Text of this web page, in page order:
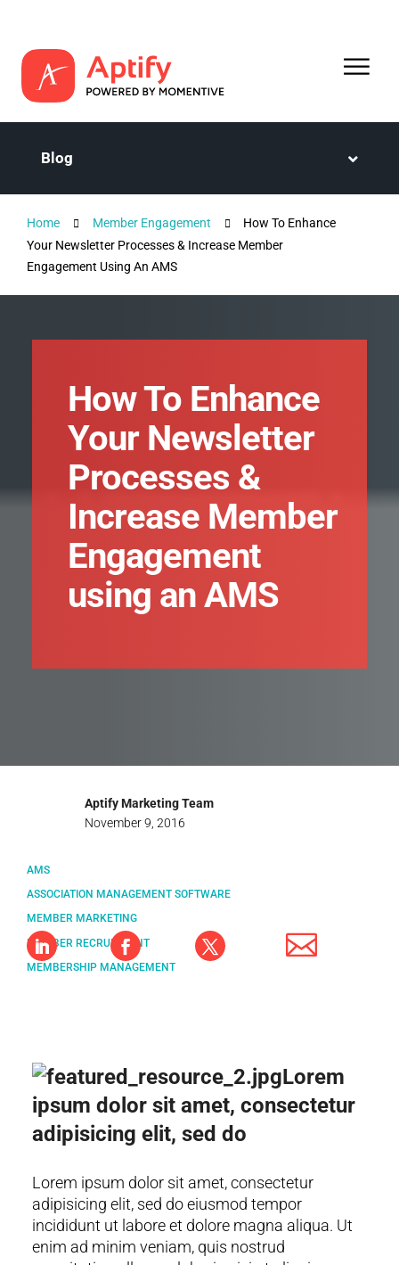
Blog
Home Member Engagement
How To Enhance
Your Newsletter Processes & Increase Member
Engagement Using An AMS
How To Enhance
Your Newsletter
Processes &
Increase Member
Engagement
using an AMS
Aptify Marketing Team
November 9, 2016
AMS
ASSOCIATION MANAGEMENT SOFTWARE
MEMBER MARKETING
MEMBER RECRUITMENT
MEMBERSHIP MANAGEMENT
Lorem
ipsum dolor sit amet, consectetur
adipisicing elit, sed do
Lorem ipsum dolor sit amet, consectetur
adipisicing elit, sed do eiusmod tempor
incididunt ut labore et dolore magna aliqua. Ut
enim ad minim veniam, quis nostrud